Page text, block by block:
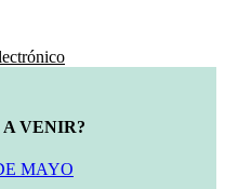
A VENIR?
MAYO